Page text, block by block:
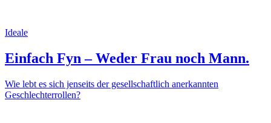
Ideale
Einfach Fyn – Weder Frau noch Mann.
Wie lebt es sich jenseits der gesellschaftlich anerkannten
Geschlechterrollen?